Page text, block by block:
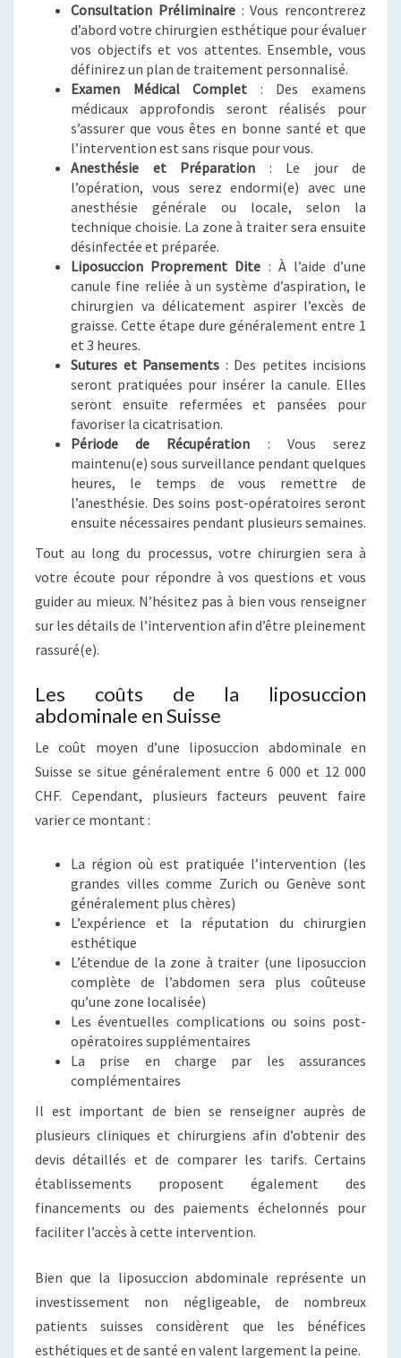
Consultation Préliminaire: Vous rencontrerez
d’abord votre chirurgien esthétique pour évaluer
vos objectifs et vos attentes. Ensemble, vous
définirez un plan de traitement personnalisé.
Examen Médical Complet : Des examens
médicaux approfondis seront réalisés pour
s’assurer que vous êtes en bonne santé et que
l’intervention est sans risque pour vous.
Anesthésie et Préparation : Le jour de
l’opération, vous serez endormi(e) avec une
anesthésie générale ou locale, selon la
technique choisie. La zone à traiter sera ensuite
désinfectée et préparée.
Liposuccion Proprement Dite : À l’aide d’une
canule fine reliée à un système d’aspiration, le
chirurgien va délicatement aspirer l’excès de
graisse. Cette étape dure généralement entre 1
et 3 heures.
Sutures et Pansements : Des petites incisions
seront pratiquées pour insérer la canule. Elles
seront ensuite refermées et pansées pour
favoriser la cicatrisation.
Période de Récupération : Vous serez
maintenu(e) sous surveillance pendant quelques
heures, le temps de vous remettre de
l’anesthésie. Des soins post-opératoires seront
ensuite nécessaires pendant plusieurs semaines.
Tout au long du processus, votre chirurgien sera à
votre écoute pour répondre à vos questions et vous
guider au mieux. N’hésitez pas à bien vous renseigner
sur les détails de l’intervention afin d’être pleinement
rassuré(e).
Les coûts de la liposuccion
abdominale en Suisse
Le coût moyen d’une liposuccion abdominale en
Suisse se situe généralement entre 6 000 et 12 000
CHF. Cependant, plusieurs facteurs peuvent faire
varier ce montant :
La région où est pratiquée l’intervention (les
grandes villes comme Zurich ou Genève sont
généralement plus chères)
L’expérience et la réputation du chirurgien
esthétique
L’étendue de la zone à traiter (une liposuccion
complète de l’abdomen sera plus coûteuse
qu’une zone localisée)
Les éventuelles complications ou soins post-
opératoires supplémentaires
La prise en charge par les assurances
complémentaires
Il est important de bien se renseigner auprès de
plusieurs cliniques et chirurgiens afin d’obtenir des
devis détaillés et de comparer les tarifs. Certains
établissements proposent également des
financements ou des paiements échelonnés pour
faciliter l’accès à cette intervention.
Bien que la liposuccion abdominale représente un
investissement non négligeable, de nombreux
patients suisses considèrent que les bénéfices
esthétiques et de santé en valent largement la peine.